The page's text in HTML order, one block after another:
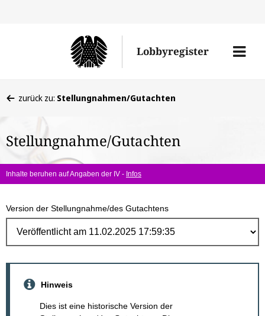
Lobbyregister
Menü
befinden
hier:
zurück zu: Stellungnahmen/Gutachten
Stellungnahme/Gutachten
Inhalte beruhen auf Angaben der IV - Infos
Version der Stellungnahme/des Gutachtens
Hinweis
Dies ist eine historische Version der